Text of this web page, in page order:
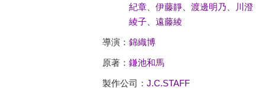
紀章、 伊藤靜、 渡邊明乃
川澄
綾子、 遠藤綾
導演： 錦織博
原著： 鎌池和馬
製作公司： J.C.STAFF